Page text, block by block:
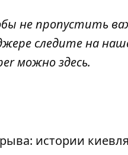
не пропустить
следите на
можноздесь.
истории